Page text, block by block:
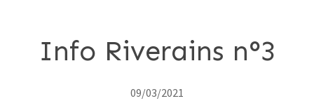
Info Riverains n°3
09/03/2021